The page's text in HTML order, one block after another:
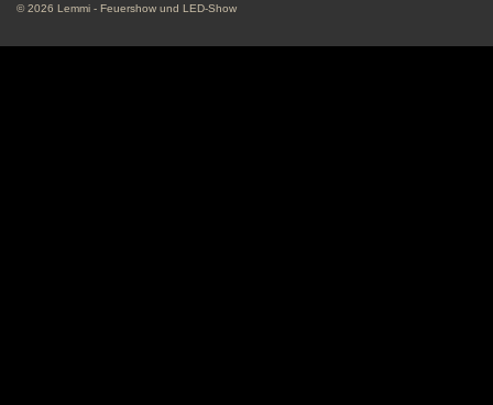
© 2026 Lemmi - Feuershow und LED-Show